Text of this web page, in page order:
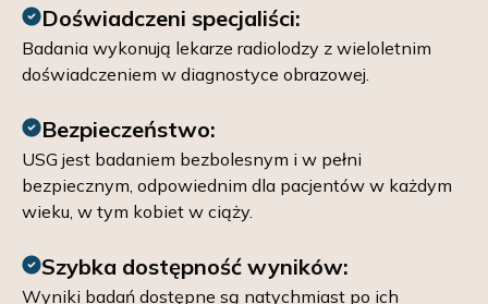
Doświadczeni specjaliści:
Badania wykonują lekarze radiolodzy z wieloletnim
doświadczeniem w diagnostyce obrazowej.
Bezpieczeństwo:
USG jest badaniem bezbolesnym i w pełni
bezpiecznym, odpowiednim dla pacjentów w każdym
wieku, w tym kobiet w ciąży.
Szybka dostępność wyników:
Wyniki badań dostępne są natychmiast po ich